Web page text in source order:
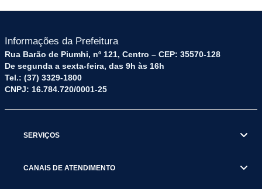
Informações da Prefeitura
Rua Barão de Piumhi, nº 121, Centro – CEP: 35570-128
De segunda a sexta-feira, das 9h às 16h
Tel.: (37) 3329-1800
CNPJ: 16.784.720/0001-25
SERVIÇOS
CANAIS DE ATENDIMENTO